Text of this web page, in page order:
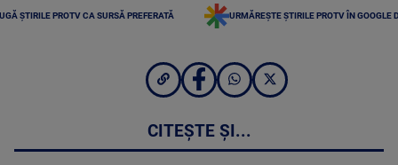
ȘTIRILE PROTV CA SURSĂ PREFERATĂ URMĂREȘTE ȘTIRILE PROTV ÎN GOOGLE
CITEȘTE ȘI...